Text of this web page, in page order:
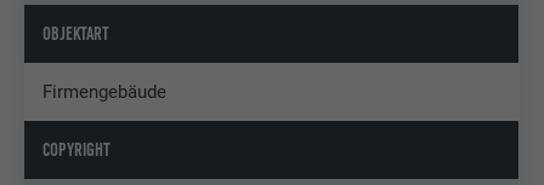
OBJEKTART
Firmengebäude
COPYRIGHT